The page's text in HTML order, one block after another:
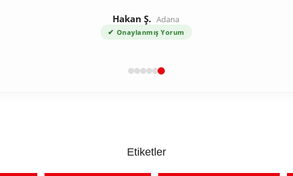
Hakan Ş. Adana
✔ Onaylanmış Yorum
Etiketler